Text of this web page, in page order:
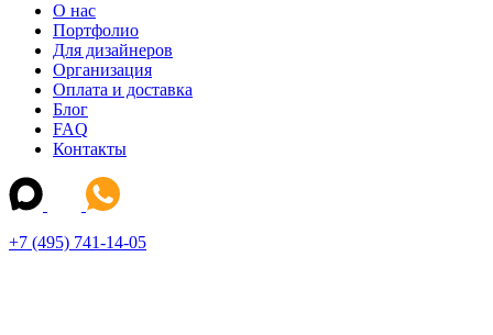
О нас
Портфолио
Для дизайнеров
Организация
Оплата и доставка
Блог
FAQ
Контакты
+7 (495) 741-14-05